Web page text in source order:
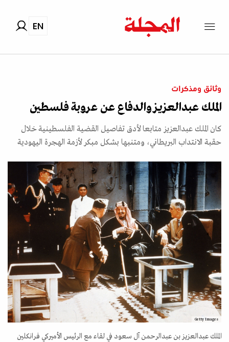
EN
وثائق ومذكرات
الملك عبدالعزيز والدفاع عن عروبة فلسطين
كان الملك عبدالعزيز متابعا لأدق تفاصيل القضية الفلسطينية خلال
حقبة الانتداب البريطاني، ومتنبها بشكل مبكر لأزمة الهجرة اليهودية
Getty Images
الملك عبدالعزيز بن عبدالرحمن آل سعود في لقاء مع الرئيس الأميركي فرانكلين